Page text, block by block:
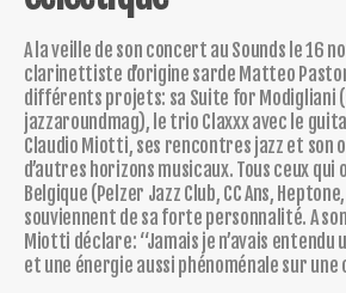
A la veille de son concert au Sounds le 16
clarinettiste d’origine sarde Matteo
différents projets: sa Suite for Modigliani
jazzaroundmag), le trio Claxxx avec le
Claudio Miotti, ses rencontres jazz et son
d’autres horizons musicaux. Tous ceux qui
Belgique (Pelzer Jazz Club, CC Ans,
souviennent de sa forte personnalité. A
Miotti déclare: “Jamais je n’avais entendu
et une énergie aussi phénoménale sur